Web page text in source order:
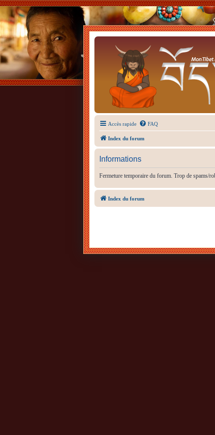
Accès rapide FAQ
Index du forum
Informations
Fermeture temporaire du forum. Trop de spams/
Index du forum